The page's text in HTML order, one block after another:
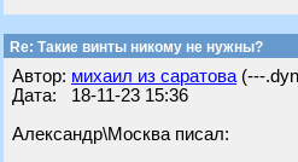
Re: Такие винты никому не нужны?
Автор: михаил из саратова (---
Дата: 18-11-23 15:36
Александр\Москва писал: